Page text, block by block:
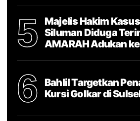
5
Majelis Hakim
Siluman Diduga
AMARAH Adukan ke
6
Bahlil Targetkan
Kursi Golkar di